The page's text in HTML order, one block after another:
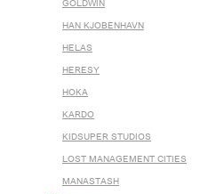
GOLDWIN
HAN KJOBENHAVN
HELAS
HERESY
HOKA
KARDO
KIDSUPER STUDIOS
LOST MANAGEMENT CITIES
MANASTASH